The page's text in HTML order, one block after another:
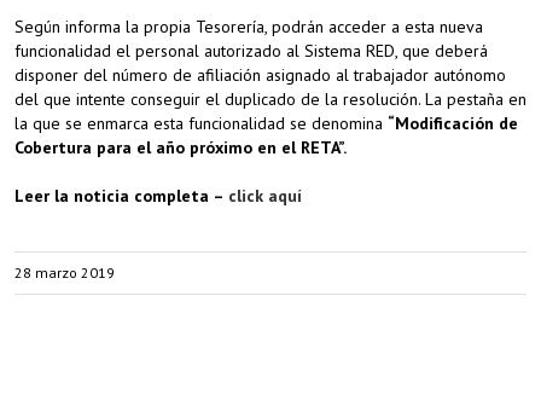
Según informa la propia Tesorería, podrán acceder a esta nueva
funcionalidad el personal autorizado al Sistema RED, que deberá
disponer del número de afiliación asignado al trabajador autónomo
del que intente conseguir el duplicado de la resolución. La pestaña en
la que se enmarca esta funcionalidad se denomina “Modificación de
Cobertura para el año próximo en el RETA”.
Leer la noticia completa – click aquí
28 marzo 2019